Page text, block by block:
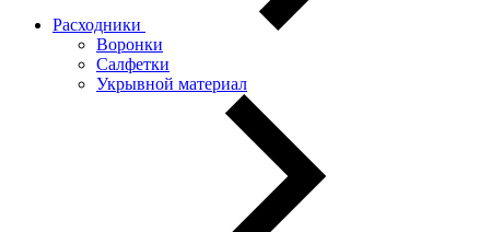
Расходники
Воронки
Салфетки
Укрывной материал